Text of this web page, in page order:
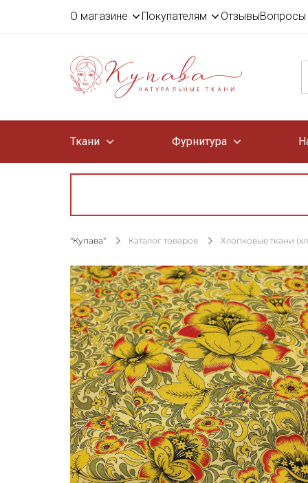
О магазине Покупателям ОтзывыВопросы
Ткани Фурнитура
"Купава" Каталог товаров Хлопковые ткани